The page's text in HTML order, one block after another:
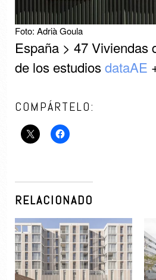
Foto: Adrià Goula
España > 47 Viviendas
de los estudiosdataAE
COMPÁRTELO:
RELACIONADO